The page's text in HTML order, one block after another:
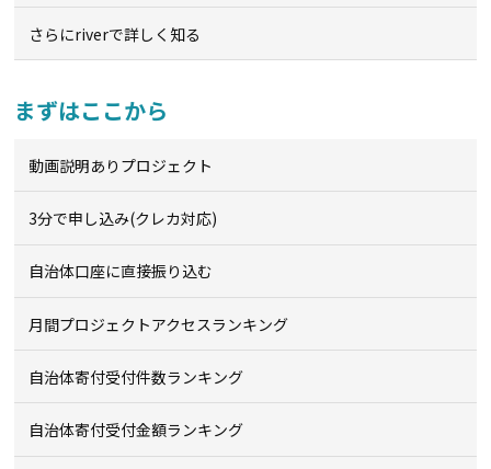
さらにriverで詳しく知る
まずはここから
動画説明ありプロジェクト
3分で申し込み(クレカ対応)
自治体口座に直接振り込む
月間プロジェクトアクセスランキング
自治体寄付受付件数ランキング
自治体寄付受付金額ランキング